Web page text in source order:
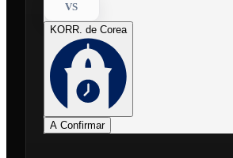
VS
KORR. de Corea
A Confirmar